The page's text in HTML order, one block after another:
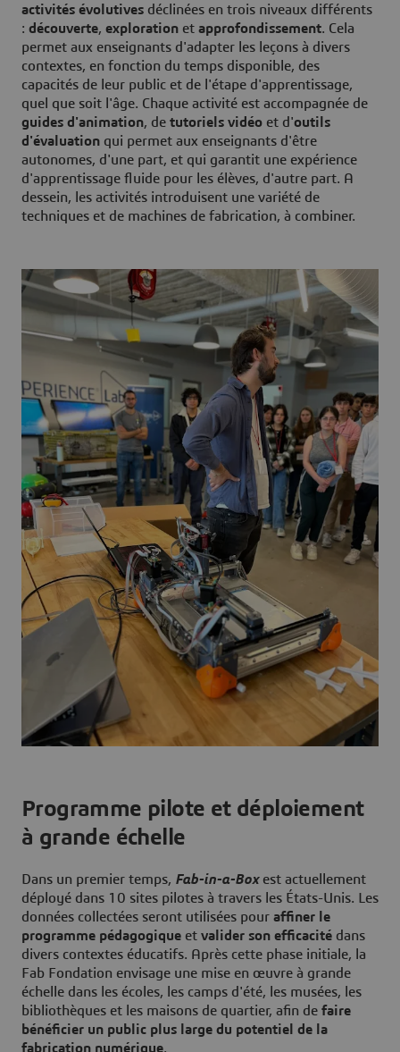
activités évolutives déclinées en trois niveaux différents
: découverte, exploration et approfondissement. Cela
permet aux enseignants d'adapter les leçons à divers
contextes, en fonction du temps disponible, des
capacités de leur public et de l'étape d'apprentissage,
quel que soit l'âge. Chaque activité est accompagnée de
guides d'animation, de tutoriels vidéo et d'outils
d'évaluation qui permet aux enseignants d'être
autonomes, d'une part, et qui garantit une expérience
d'apprentissage fluide pour les élèves, d'autre part. A
dessein, les activités introduisent une variété de
techniques et de machines de fabrication, à combiner.
Programme pilote et déploiement
à grande échelle
Dans un premier temps, Fab-in-a-Boxest actuellement
déployé dans 10 sites pilotes à travers les États-Unis. Les
données collectées seront utilisées pour affiner le
programme pédagogique et valider son efficacité dans
divers contextes éducatifs. Après cette phase initiale, la
Fab Fondation envisage une mise en œuvre à grande
échelle dans les écoles, les camps d'été, les musées, les
bibliothèques et les maisons de quartier, afin de faire
bénéficier un public plus large du potentiel de la
fabrication numérique.